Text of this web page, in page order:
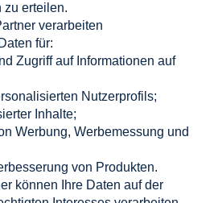
03-02_en-EU
06-06_V4.0_en-EU
Erklärung_2023-12-
E
02-24_V2.0_en-EU
Einkaufen
Hilfe
zu erteilen.
verarbeiten
für:
Zugriff auf Informationen auf
Nutzerprofils;
Inhalte;
Werbung, Werbemessung und
von Produkten.
können Ihre Daten auf der